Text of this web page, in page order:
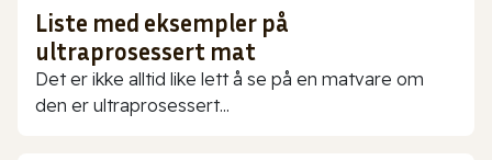
Liste med eksempler på
ultraprosessert mat
Det er ikke alltid like lett å se på en matvare om
den er ultraprosessert...